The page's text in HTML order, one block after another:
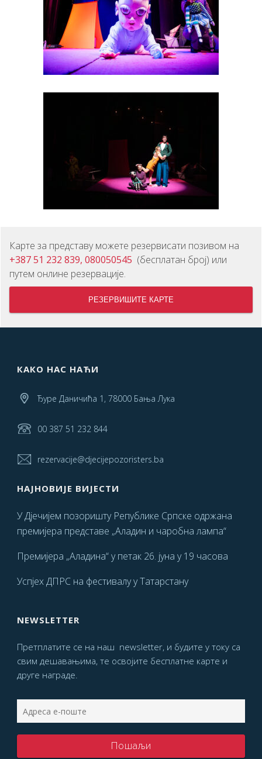
Карте за представу можете резервисати позивом на
+387 51 232 839, 080050545 (бесплатан број) или
путем онлине резервације.
РЕЗЕРВИШИТЕ КАРТЕ
КАКО НАС НАЋИ
Ђуре Даничића 1, 78000 Бања Лука
00 387 51 232 844
rezervacije@djecijepozoristers.ba
НАЈНОВИЈЕ ВИЈЕСТИ
У Дјечијем позоришту Републике Српске одржана
премијера представе „Аладин и чаробна лампа“
Премијера „Аладина“ у петак 26. јуна у 19 часова
Успјех ДПРС на фестивалу у Татарстану
NEWSLETTER
Претплатите се на наш newsletter, и будите у току са
свим дешавањима, те освојите бесплатне карте и
друге награде.